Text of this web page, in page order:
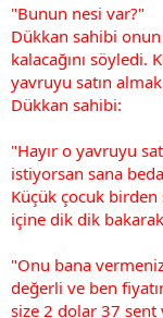
"Bunun nesi var?"
Dükkan sahibi onun
kalacağını söyledi.
yavruyu satın
Dükkan sahibi:
"Hayır o yavruyu
istiyorsan sana
Küçük çocuk
içine dik dik
"Onu bana
değerli ve ben
size 2 dolar 37 sent